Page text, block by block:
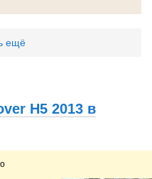
ещё
H5 2013 в